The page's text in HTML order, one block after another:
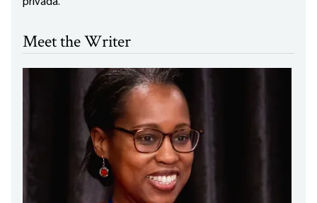
Meet the Writer